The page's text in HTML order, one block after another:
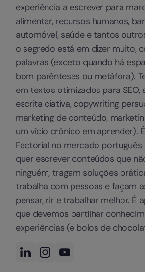
experiência a escrever para
alimentar, recursos humanos,
automóvel, saúde e tantos
o segredo está em dizer muito,
palavras (exceto quando há
bom parênteses ou metáfora).
em textos otimizados para SEO,
escrita ciativa, copywriting
marketing de conteúdo,
um vício crónico em aprender).
Factorial no mercado português
quer escrever conteúdos que
ninguém, tragam soluções
trabalha com pessoas e façam
pensar, rir e trabalhar melhor. É
que devemos partilhar
experiências (e bolos de